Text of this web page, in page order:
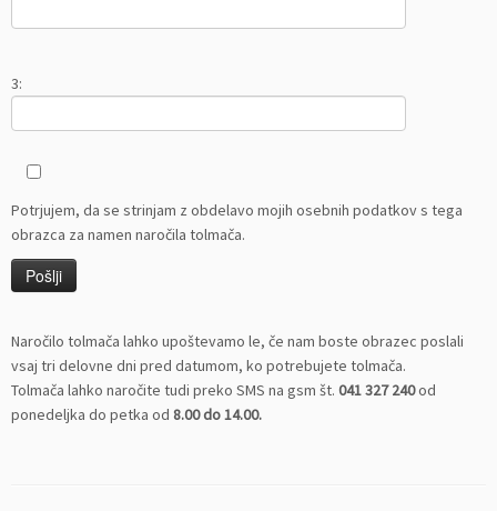
3:
Potrjujem, da se strinjam z obdelavo mojih osebnih podatkov s tega
obrazca za namen naročila tolmača.
Naročilo tolmača lahko upoštevamo le, če nam boste obrazec poslali
vsaj tri delovne dni pred datumom, ko potrebujete tolmača.
Tolmača lahko naročite tudi preko SMS na gsm št. 041 327 240od
ponedeljka do petka od 8.00 do 14.00.